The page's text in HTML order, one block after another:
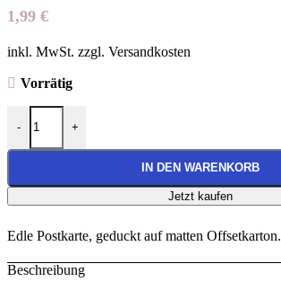
1,99 €
inkl. MwSt. zzgl. Versandkosten
Vorrätig
-
Postkarte "T" Menge
+
IN DEN WARENKORB
Jetzt kaufen
Edle Postkarte, geduckt auf matten Offsetkarton.
Beschreibung